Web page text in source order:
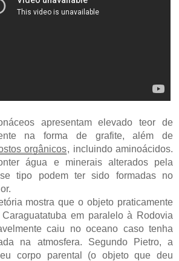
apresentam elevado teor de
na forma de grafite, além de
orgânicos, incluindo aminoácidos.
água e minerais alterados pela
tipo podem ter sido formadas no
mostra que o objeto praticamente
em paralelo à Rodovia
caiu no oceano caso tenha
na atmosfera. Segundo Pietro, a
corpo parental (o objeto que deu